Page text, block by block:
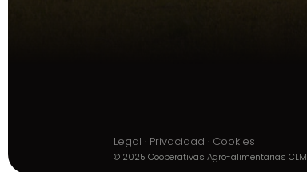
Legal · Privacidad · Cookies
© 2025 Cooperativas Agro-alimentarias CLM